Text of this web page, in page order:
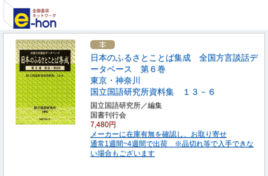
日本のふるさとことば集成 全国方言談話デ
ータベース 第６巻
東京・神奈川
国立国語研究所資料集 １３－６
国立国語研究所／編集
国書刊行会
7,480円
メーカーに在庫有無を確認し、お取り寄せ
通常1週間~4週間で出荷 ※品切れ等で入手できな
い場合もございます